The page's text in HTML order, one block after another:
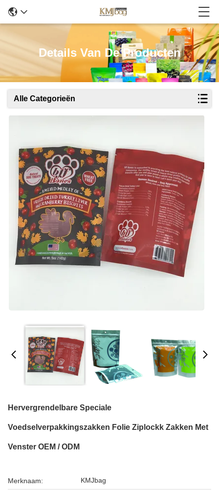
Details Van De Producten
Alle Categorieën
Hervergrendelbare Speciale
Voedselverpakkingszakken Folie Ziplockk Zakken Met
Venster OEM / ODM
Merknaam: KMJbag